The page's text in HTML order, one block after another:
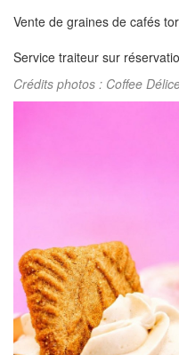
Vente de graines de cafés
Service traiteur sur
Crédits photos : Coffee